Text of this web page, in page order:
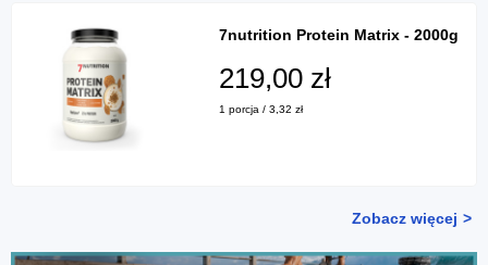
7nutrition Protein Matrix - 2000g
219,00 zł
1 porcja / 3,32 zł
Zobacz więcej